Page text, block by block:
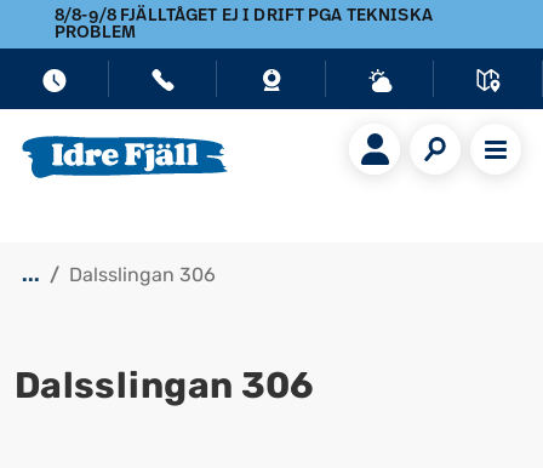
8/8-9/8 FJÄLLTÅGET EJ I DRIFT PGA TEKNISKA
PROBLEM
... Dalsslingan 306
Dalsslingan 306